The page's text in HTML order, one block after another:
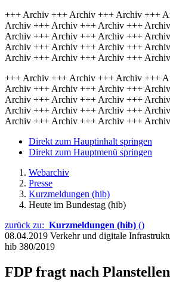
+++ Archiv +++ Archiv +++ Archiv +++
Archiv +++ Archiv +++ Archiv +++
Archiv +++ Archiv +++ Archiv +++
Archiv +++ Archiv +++ Archiv +++
Archiv +++ Archiv +++ Archiv +++
+++ Archiv +++ Archiv +++ Archiv +++
Archiv +++ Archiv +++ Archiv +++
Archiv +++ Archiv +++ Archiv +++
Archiv +++ Archiv +++ Archiv +++
Archiv +++ Archiv +++ Archiv +++
Direkt zum Hauptinhalt springen
Direkt zum Hauptmenü springen
Webarchiv
Presse
Kurzmeldungen (hib)
Heute im Bundestag (hib)
zurück zu: Kurzmeldungen (hib) ()
08.04.2019 Verkehr und digitale
hib 380/2019
FDP fragt nach